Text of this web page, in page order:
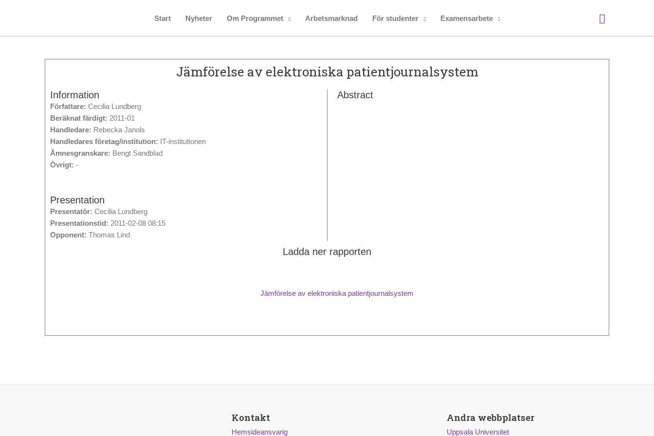
Start Nyheter Om Programmet Arbetsmarknad För studenter Examensarbete Sök
Jämförelse av elektroniska patientjournalsystem
Information
Författare: Cecilia Lundberg
Beräknat färdigt: 2011-01
Handledare: Rebecka Janols
Handledares företag/institution: IT-institutionen
Ämnesgranskare: Bengt Sandblad
Övrigt: -
Presentation
Presentatör: Cecilia Lundberg
Presentationstid: 2011-02-08 08:15
Opponent: Thomas Lind
Abstract
Ladda ner rapporten
Jämförelse av elektroniska patientjournalsystem
Kontakt
Hemsideansvarig
Andra webbplatser
Uppsala Universitet